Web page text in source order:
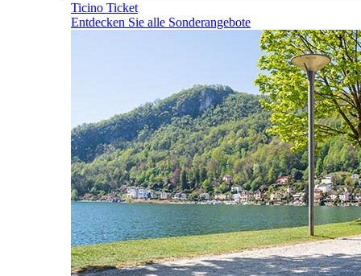
Ticino Ticket
Entdecken Sie alle Sonderangebote